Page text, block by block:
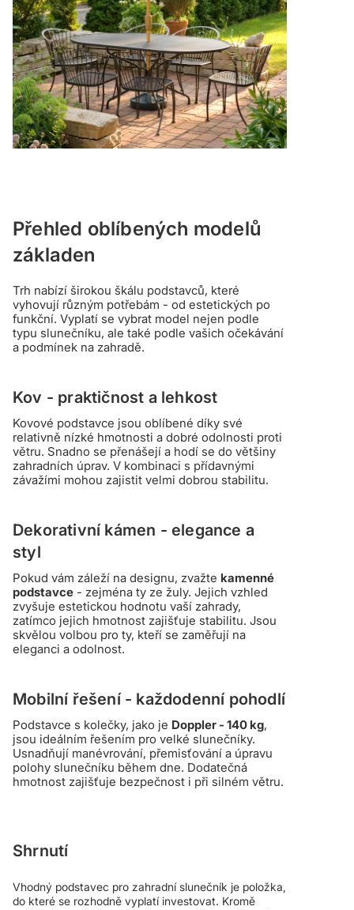
Přehled oblíbených modelů
základen
Trh nabízí širokou škálu podstavců, které
vyhovují různým potřebám - od estetických po
funkční. Vyplatí se vybrat model nejen podle
typu slunečníku, ale také podle vašich očekávání
a podmínek na zahradě.
Kov - praktičnost a lehkost
Kovové podstavce jsou oblíbené díky své
relativně nízké hmotnosti a dobré odolnosti proti
větru. Snadno se přenášejí a hodí se do většiny
zahradních úprav. V kombinaci s přídavnými
závažími mohou zajistit velmi dobrou stabilitu.
Dekorativní kámen - elegance a
styl
Pokud vám záleží na designu, zvažte kamenné
podstavce - zejména ty ze žuly. Jejich vzhled
zvyšuje estetickou hodnotu vaší zahrady,
zatímco jejich hmotnost zajišťuje stabilitu. Jsou
skvělou volbou pro ty, kteří se zaměřují na
eleganci a odolnost.
Mobilní řešení - každodenní pohodlí
Podstavce s kolečky, jako je Doppler - 140 kg,
jsou ideálním řešením pro velké slunečníky.
Usnadňují manévrování, přemisťování a úpravu
polohy slunečníku během dne. Dodatečná
hmotnost zajišťuje bezpečnost i při silném větru.
Shrnutí
Vhodný podstavec pro zahradní slunečník je položka,
do které se rozhodně vyplatí investovat. Kromě